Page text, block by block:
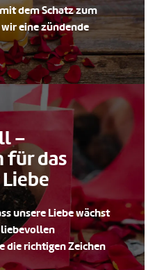
dem Schatz zum
eine zündende
–
für das
unsere Liebe wächst
liebevollen
die richtigen Zeichen